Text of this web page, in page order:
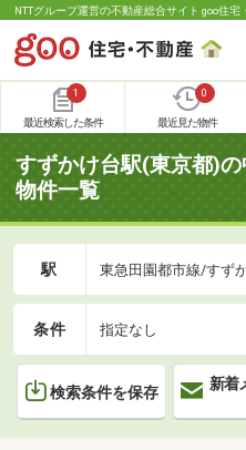
NTTグループ運営の不動産総合サイト goo住宅
1
最近検索した条件
0
最近見た物件
すずかけ台駅(東京都)
物件一覧
駅 東急田園都市線/すず
条件 指定なし
検索条件を保存
新着